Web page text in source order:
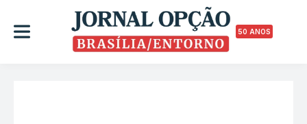
50 ANOS